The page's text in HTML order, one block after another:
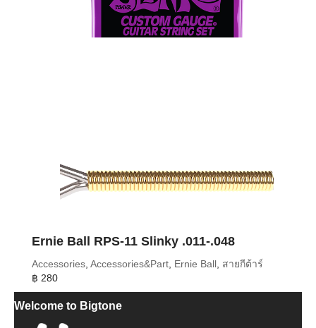
Ernie Ball RPS-11 Slinky .011-.048
Accessories, Accessories&Part, Ernie Ball, สายกีต้าร์
฿ 280
Welcome to Bigtone